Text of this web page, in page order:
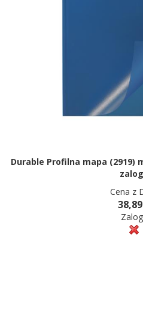
Durable Profilna mapa (2919)
Cena z